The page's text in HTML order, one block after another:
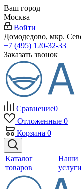
Ваш город
Москва
Войти
Домодедово, мкр.
+7 (495) 120-32-33
Заказать звонок
Сравнение0
Отложенные 0
Корзина 0
Каталог
товаров
Наши
услуги